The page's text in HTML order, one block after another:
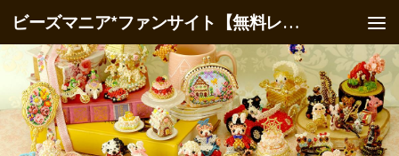
ビーズマニア*ファンサイト【無料レシピ】